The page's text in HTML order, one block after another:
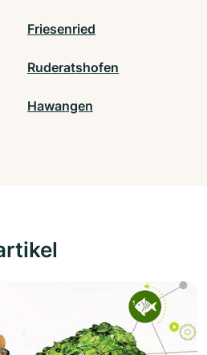
Friesenried
Ruderatshofen
Hawangen